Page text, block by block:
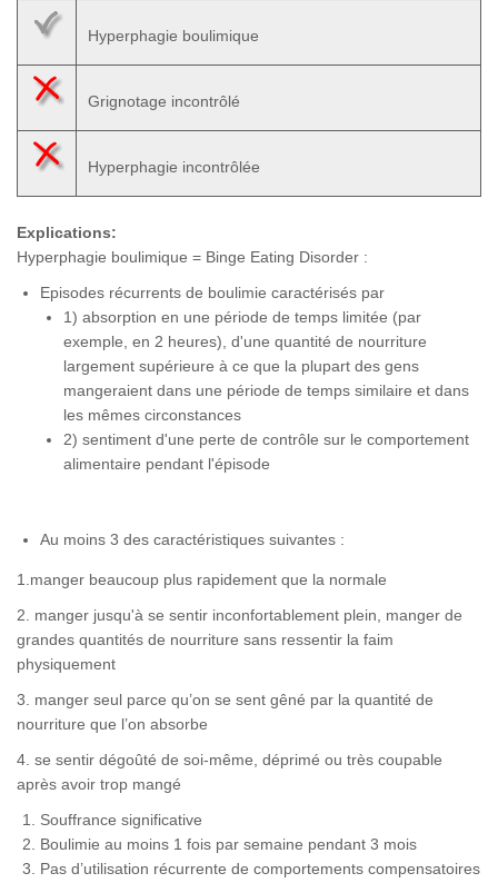
Hyperphagie boulimique
Grignotage incontrôlé
Hyperphagie incontrôlée
Explications:
Hyperphagie boulimique = Binge Eating Disorder :
Episodes récurrents de boulimie caractérisés par
1) absorption en une période de temps limitée (par
exemple, en 2 heures), d'une quantité de nourriture
largement supérieure à ce que la plupart des gens
mangeraient dans une période de temps similaire et dans
les mêmes circonstances
2) sentiment d'une perte de contrôle sur le comportement
alimentaire pendant l'épisode
Au moins 3 des caractéristiques suivantes :
1.manger beaucoup plus rapidement que la normale
2. manger jusqu'à se sentir inconfortablement plein, manger de
grandes quantités de nourriture sans ressentir la faim
physiquement
3. manger seul parce qu’on se sent gêné par la quantité de
nourriture que l’on absorbe
4. se sentir dégoûté de soi-même, déprimé ou très coupable
après avoir trop mangé
Souffrance significative
Boulimie au moins 1 fois par semaine pendant 3 mois
Pas d’utilisation récurrente de comportements compensatoires